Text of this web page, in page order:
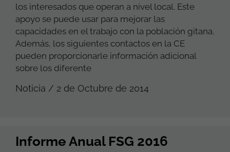
los interesados que operan a nivel local. Este
apoyo se puede usar para mejorar las
capacidades en el trabajo con la población gitana.
Además, los siguientes contactos en la CE
pueden proporcionarle información adicional
sobre los diferente
Noticia / 2 de Octubre de 2014
Informe Anual FSG 2016